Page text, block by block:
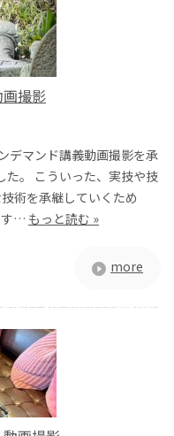
画撮影
デマンド講義動画撮影を承
た。 こういった、実技や技
術を承継していくため
す… もっと読む »
more